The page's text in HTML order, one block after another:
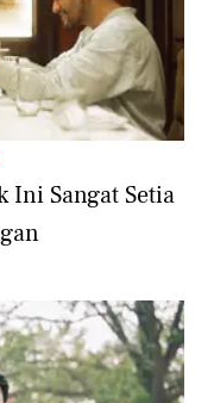
Ini Sangat Setia